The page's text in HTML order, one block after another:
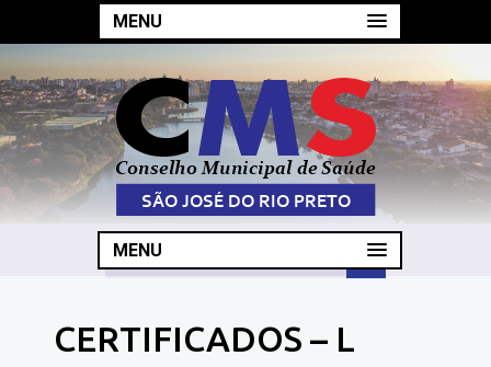
MENU
MENU
CERTIFICADOS – L